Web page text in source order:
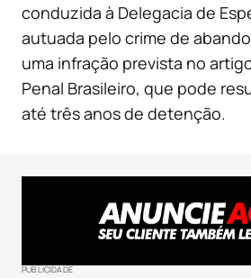
conduzida à Delegacia de
autuada pelo crime de
uma infração prevista no
Penal Brasileiro, que pode
até três anos de detenção.
PUBLICIDADE